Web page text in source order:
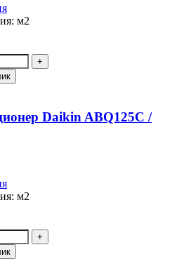
м2
Daikin ABQ125C /
м2